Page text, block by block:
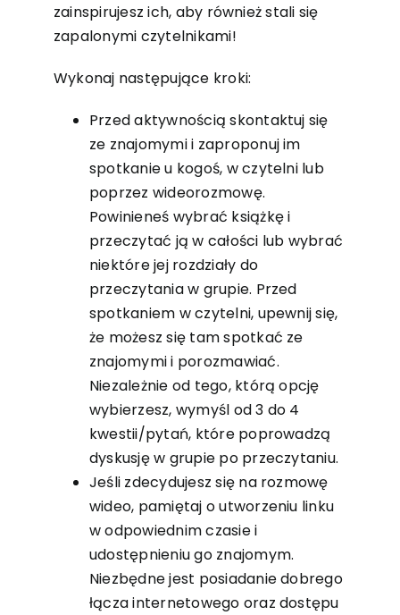
zainspirujesz ich, aby również stali się
zapalonymi czytelnikami!
Wykonaj następujące kroki:
Przed aktywnością skontaktuj się
ze znajomymi i zaproponuj im
spotkanie u kogoś, w czytelni lub
poprzez wideorozmowę.
Powinieneś wybrać książkę i
przeczytać ją w całości lub wybrać
niektóre jej rozdziały do ​​
przeczytania w grupie. Przed
spotkaniem w czytelni, upewnij się,
że możesz się tam spotkać ze
znajomymi i porozmawiać.
Niezależnie od tego, którą opcję
wybierzesz, wymyśl od 3 do 4
kwestii/pytań, które poprowadzą
dyskusję w grupie po przeczytaniu.
Jeśli zdecydujesz się na rozmowę
wideo, pamiętaj o utworzeniu linku
w odpowiednim czasie i
udostępnieniu go znajomym.
Niezbędne jest posiadanie dobrego
łącza internetowego oraz dostępu